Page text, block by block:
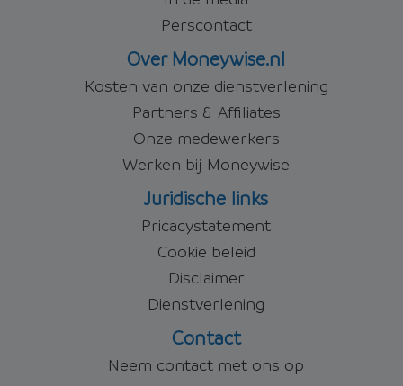
Perscontact
Over Moneywise.nl
Kosten van onze dienstverlening
Partners & Affiliates
Onze medewerkers
Werken bij Moneywise
Juridische links
Pricacystatement
Cookie beleid
Disclaimer
Dienstverlening
Contact
Neem contact met ons op